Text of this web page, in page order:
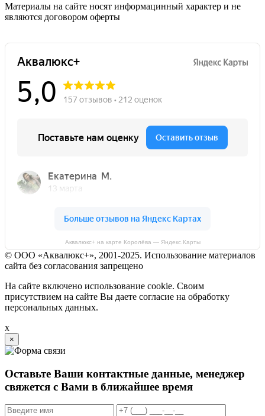
Материалы на сайте носят информацинный характер и не
являются договором оферты
Аквалюкс+ на карте Королёва — Яндекс.Карты
© ООО «Аквалюкс+», 2001-2025. Использование материалов
сайта без согласования запрещено
На сайте включено использование cookie. Своим
присутствием на сайте Вы даете согласие на обработку
персональных данных.
x
×
Оставьте Ваши контактные данные, менеджер
свяжется с Вами в ближайшее время